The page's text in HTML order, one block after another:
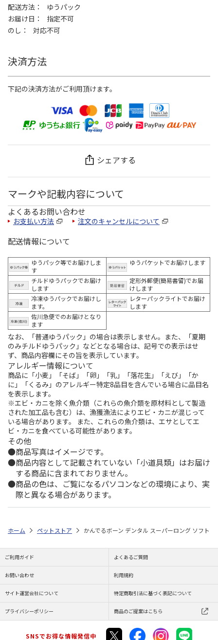
配送方法
ゆうパック
お届け日
指定不可
のし
対応不可
決済方法
下記の決済方法がご利用頂けます。
シェアする
マークや記載内容について
よくあるお問い合わせ
お支払い方法 注文のキャンセルについて
配送情報について
ゆうパック等でお届けしま
す
ゆうパケットでお届けします
チルドゆうパックでお届け
します
定形外郵便(簡易書留)でお届
けします
冷凍ゆうパックでお届けし
ます。
レターパックライトでお届け
します
佐川急便でのお届けとなり
ます
なお、「普通ゆうパック」の場合は表示しません。また、「夏期
のみチルドゆうパック」などとなる場合は、記号での表示はせ
ず、商品内容欄にその旨を表示しています。
アレルギー情報について
商品に「小麦」「そば」「卵」「乳」「落花生」「えび」「か
に」「くるみ」のアレルギー特定8品目を含んでいる場合に品目名
を表示します。
※エビ・カニを除く魚介類（これらの魚介類を原材料として製造
された加工品も含む）は、漁獲漁法によりエビ・カニが混じって
いる場合があります。 また、これらの魚介類は、エサとしてエ
ビ・カニを食べている可能性があります。
その他
商品写真はイメージです。
商品内容として記載されていない「小道具類」はお届け
する商品に含まれておりません。
商品の色は、ご覧になるパソコンなどの環境により、実
際と異なる場合があります。
ホーム ペットストア かんでるボーン デンタル スーパーロング ソフト
ご利用ガイド よくあるご質問
お問い合わせ 利用規約
サイト運営会社について 特定商取引法に基づく表記について
プライバシーポリシー 商品のご提案はこちら
SNSでお得な情報発信中